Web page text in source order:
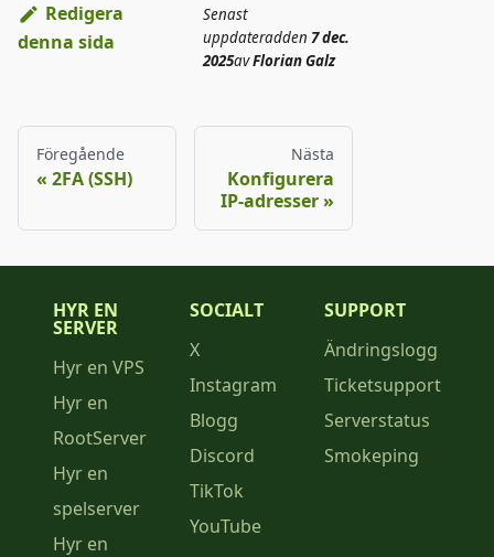
Redigera
denna sida
Senast
uppdateradden 7 dec.
2025avFlorian Galz
Föregående
2FA (SSH)
Nästa
Konfigurera
IP-adresser
HYR EN
SERVER
Hyr en VPS
Hyr en
RootServer
Hyr en
spelserver
Hyr en
SOCIALT
X
Instagram
Blogg
Discord
TikTok
YouTube
SUPPORT
Ändringslogg
Ticketsupport
Serverstatus
Smokeping